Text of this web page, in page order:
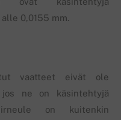
0,0155 mm.
vaatteet eivät ole
jos ne on käsintehtyjä
on kuitenkin